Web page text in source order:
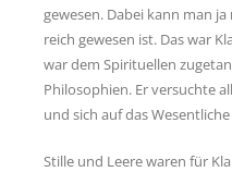
gewesen. Dabei kann man
reich gewesen ist. Das war
war dem Spirituellen
Philosophien. Er versuchte
und sich auf das
Stille und Leere waren für